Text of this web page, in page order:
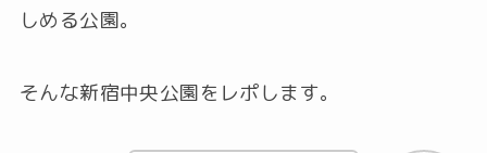
しめる公園。
そんな新宿中央公園をレポします。